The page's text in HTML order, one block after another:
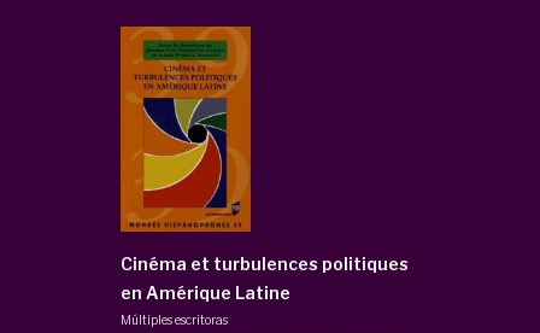
Cinéma et turbulences politiques
en Amérique Latine
Múltiples escritoras